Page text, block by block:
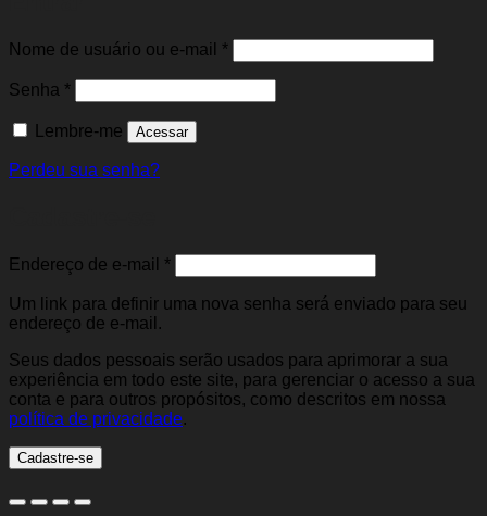
Nome de usuário ou e-mail *Obrigatório
Senha *Obrigatório
Lembre-me Acessar
Perdeu sua senha?
Endereço de e-mail *Obrigatório
Um link para definir uma nova senha será enviado para seu
endereço de e-mail.
Seus dados pessoais serão usados para aprimorar a sua
experiência em todo este site, para gerenciar o acesso a sua
conta e para outros propósitos, como descritos em nossa
política de privacidade.
Cadastre-se